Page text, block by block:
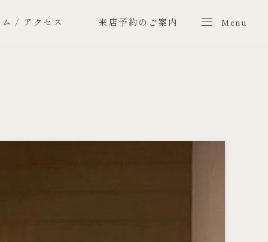
/ アクセス 来店予約のご案内 Menu
Menu